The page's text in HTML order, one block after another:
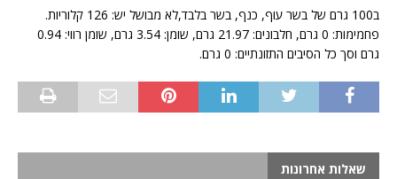
ב100 גרם של בשר עוף, כנף, בשר בלבד,לא מבושל יש: 126 קלוריות.
פחמימות: 0 גרם, חלבונים: 21.97 גרם, שומן: 3.54 גרם, שומן רווי: 0.94
גרם וסך כל הסיבים התזונתיים: 0 גרם.
שאלות אחרונות